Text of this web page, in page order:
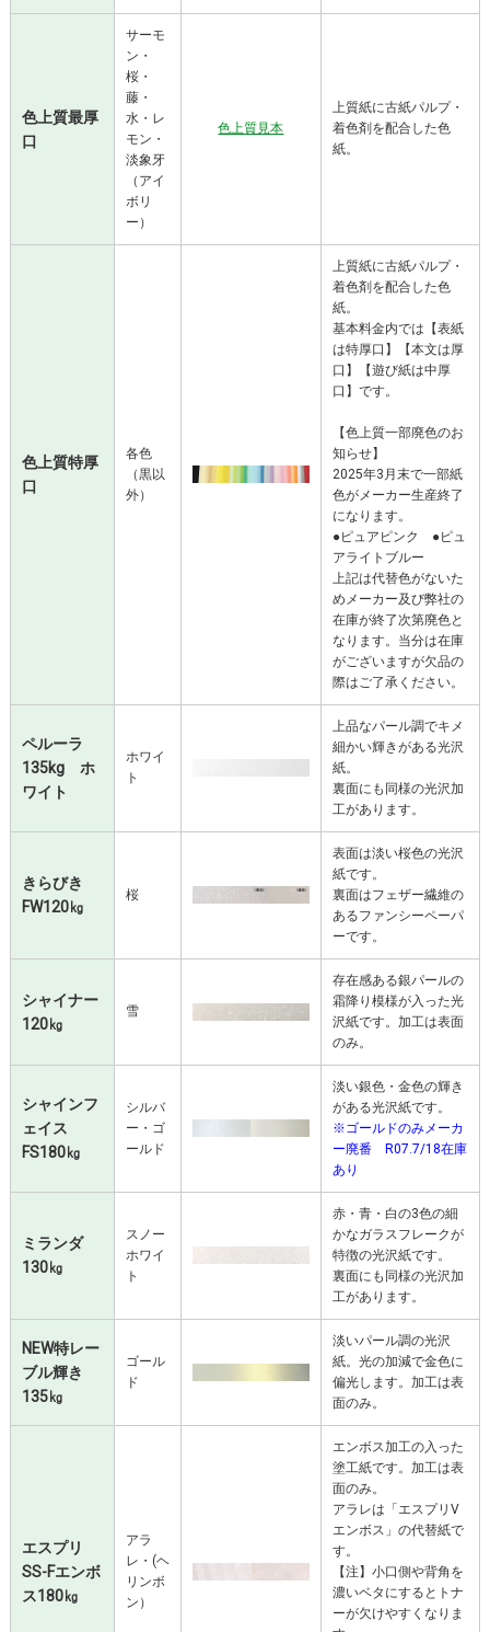
色上質最厚
口
サーモ
ン・
桜・
藤・
水・レ
モン・
淡象牙
（アイ
ボリ
ー）
色上質見本
上質紙に古紙パルプ・
着色剤を配合した色
紙。
色上質特厚
口
各色
（黒以
外）
上質紙に古紙パルプ・
着色剤を配合した色
紙。
基本料金内では【表紙
は特厚口】【本文は厚
口】【遊び紙は中厚
口】です。
【色上質一部廃色のお
知らせ】
2025年3月末で一部紙
色がメーカー生産終了
になります。
●ピュアピンク ●ピュ
アライトブルー
上記は代替色がないた
めメーカー及び弊社の
在庫が終了次第廃色と
なります。当分は在庫
がございますが欠品の
際はご了承ください。
ペルーラ
135kg ホ
ワイト
ホワイ
ト
上品なパール調でキメ
細かい輝きがある光沢
紙。
裏面にも同様の光沢加
工があります。
きらびき
FW120㎏
桜
表面は淡い桜色の光沢
紙です。
裏面はフェザー繊維の
あるファンシーペーパ
ーです。
シャイナー
120㎏
雪
存在感ある銀パールの
霜降り模様が入った光
沢紙です。加工は表面
のみ。
シャインフ
ェイス
FS180㎏
シルバ
ー・ゴ
ールド
淡い銀色・金色の輝き
がある光沢紙です。
※ゴールドのみメーカ
ー廃番 R07.7/18在庫
あり
ミランダ
130㎏
スノー
ホワイ
ト
赤・青・白の3色の細
かなガラスフレークが
特徴の光沢紙です。
裏面にも同様の光沢加
工があります。
NEW特レー
ブル輝き
135㎏
ゴール
ド
淡いパール調の光沢
紙。光の加減で金色に
偏光します。加工は表
面のみ。
エスプリ
SS-Fエンボ
ス180㎏
アラ
レ・(ヘ
リンボ
ン）
エンボス加工の入った
塗工紙です。加工は表
面のみ。
アラレは「エスプリV
エンボス」の代替紙で
す。
【注】小口側や背角を
濃いベタにするとトナ
ーが欠けやすくなりま